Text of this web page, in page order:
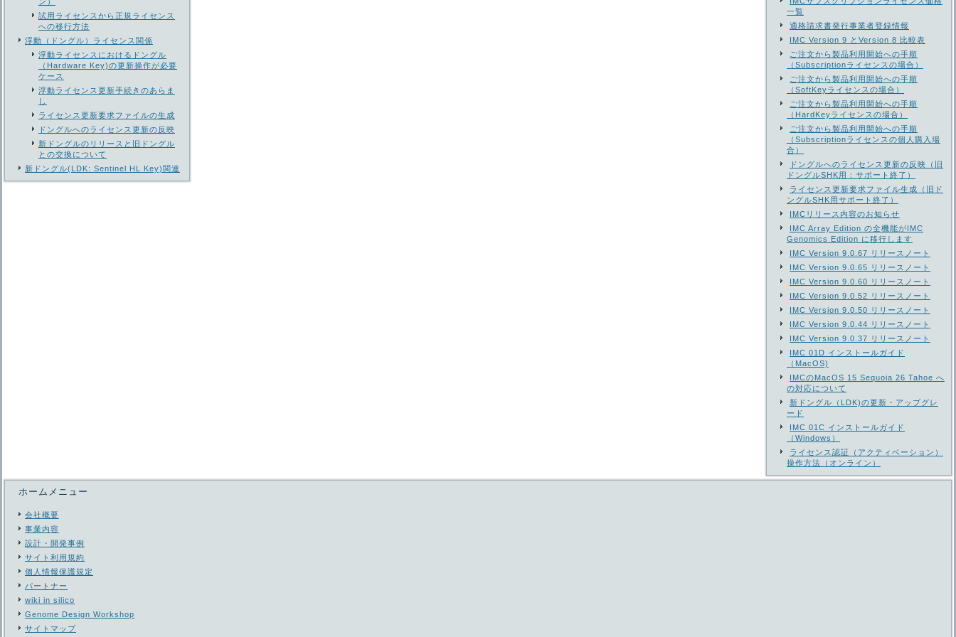
試用ライセンスから正規ライセンス
への移行方法
浮動（ドングル）ライセンス関係
浮動ライセンスにおけるドングル
（Hardware Key)の更新操作が必要
ケース
浮動ライセンス更新手続きのあらま
し
ライセンス更新要求ファイルの生成
ドングルへのライセンス更新の反映
新ドングルのリリースと旧ドングル
との交換について
新ドングル(LDK: Sentinel HL Key)関連
一覧
適格請求書発行事業者登録情報
IMC Version 9 とVersion 8 比較表
ご注文から製品利用開始への手順
（Subscriptionライセンスの場合）
ご注文から製品利用開始への手順
（SoftKeyライセンスの場合）
ご注文から製品利用開始への手順
（HardKeyライセンスの場合）
ご注文から製品利用開始への手順
（Subscriptionライセンスの個人購入場
合）
ドングルへのライセンス更新の反映（旧
ドングルSHK用：サポート終了）
ライセンス更新要求ファイル生成（旧ド
ングルSHK用サポート終了）
IMCリリース内容のお知らせ
IMC Array Edition の全機能がIMC
Genomics Edition に移行します
IMC Version 9.0.67 リリースノート
IMC Version 9.0.65 リリースノート
IMC Version 9.0.60 リリースノート
IMC Version 9.0.52 リリースノート
IMC Version 9.0.50 リリースノート
IMC Version 9.0.44 リリースノート
IMC Version 9.0.37 リリースノート
IMC 01D インストールガイド
（MacOS)
IMCのMacOS 15 Sequoia 26 Tahoe へ
の対応について
新ドングル（LDK)の更新・アップグレ
ード
IMC 01C インストールガイド
（Windows）
ライセンス認証（アクティベーション）
操作方法（オンライン）
ホームメニュー
会社概要
事業内容
設計・開発事例
サイト利用規約
個人情報保護規定
パートナー
wiki in silico
Genome Design Workshop
サイトマップ